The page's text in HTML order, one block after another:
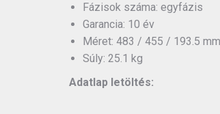
Fázisok száma: egyfázis
Garancia: 10 év
Méret: 483 / 455 / 193.5 mm
Súly: 25.1 kg
Adatlap letöltés: